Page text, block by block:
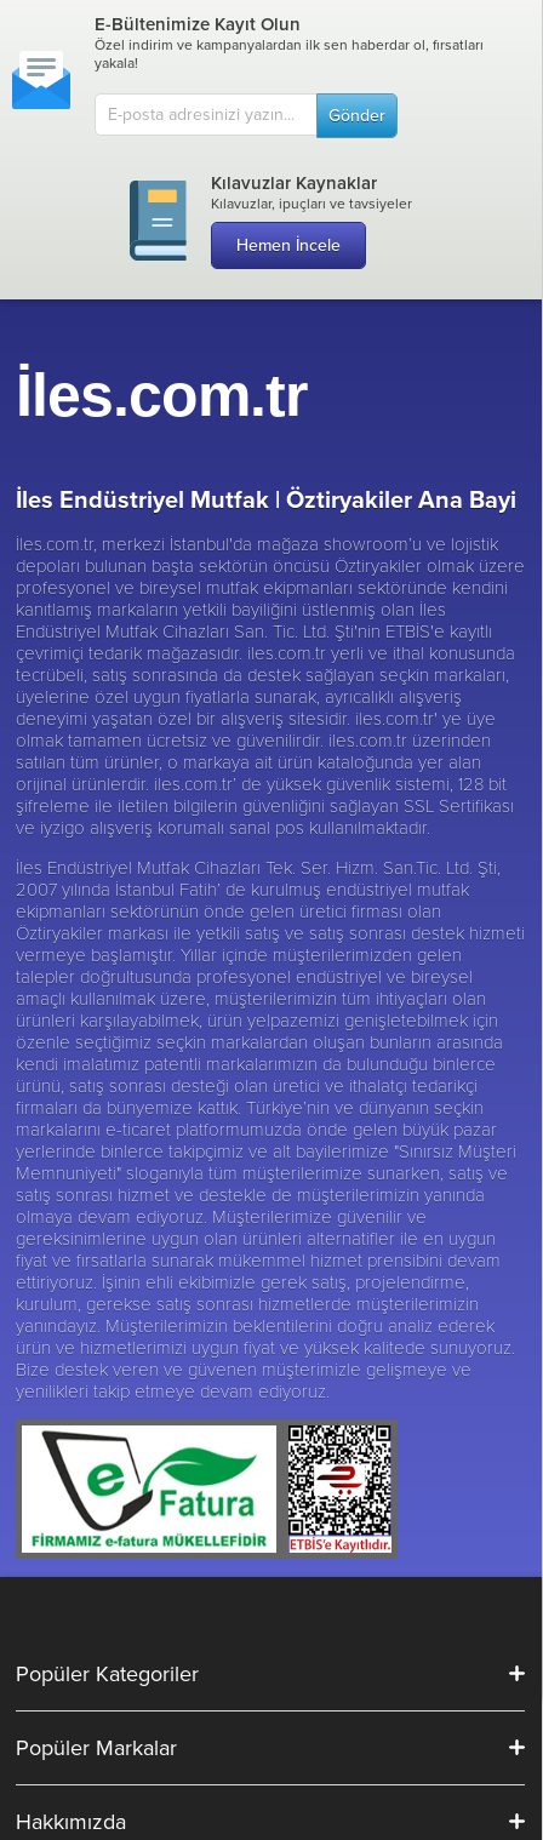
E-Bültenimize Kayıt Olun
Özel indirim ve kampanyalardan ilk sen haberdar ol, fırsatları
yakala!
Gönder
Kılavuzlar Kaynaklar
Kılavuzlar, ipuçları ve tavsiyeler
Hemen İncele
İles.com.tr
İles Endüstriyel Mutfak |Öztiryakiler Ana Bayi
İles.com.tr, merkezi İstanbul'da mağaza showroom’u ve lojistik
depoları bulunan başta sektörün öncüsü Öztiryakiler olmak üzere
profesyonel ve bireysel mutfak ekipmanları sektöründe kendini
kanıtlamış markaların yetkili bayiliğini üstlenmiş olan İles
Endüstriyel Mutfak Cihazları San. Tic. Ltd. Şti'nin ETBİS'e kayıtlı
çevrimiçi tedarik mağazasıdır. iles.com.tr yerli ve ithal konusunda
tecrübeli, satış sonrasında da destek sağlayan seçkin markaları,
üyelerine özel uygun fiyatlarla sunarak, ayrıcalıklı alışveriş
deneyimi yaşatan özel bir alışveriş sitesidir. iles.com.tr' ye üye
olmak tamamen ücretsiz ve güvenilirdir. iles.com.tr üzerinden
satılan tüm ürünler, o markaya ait ürün kataloğunda yer alan
orijinal ürünlerdir. iles.com.tr’ de yüksek güvenlik sistemi, 128 bit
şifreleme ile iletilen bilgilerin güvenliğini sağlayan SSL Sertifikası
ve iyzigo alışveriş korumalı sanal pos kullanılmaktadır.
İles Endüstriyel Mutfak Cihazları Tek. Ser. Hizm. San.Tic. Ltd. Şti,
2007 yılında İstanbul Fatih’ de kurulmuş endüstriyel mutfak
ekipmanları sektörünün önde gelen üretici firması olan
Öztiryakiler markası ile yetkili satış ve satış sonrası destek hizmeti
vermeye başlamıştır. Yıllar içinde müşterilerimizden gelen
talepler doğrultusunda profesyonel endüstriyel ve bireysel
amaçlı kullanılmak üzere, müşterilerimizin tüm ihtiyaçları olan
ürünleri karşılayabilmek, ürün yelpazemizi genişletebilmek için
özenle seçtiğimiz seçkin markalardan oluşan bunların arasında
kendi imalatımız patentli markalarımızın da bulunduğu binlerce
ürünü, satış sonrası desteği olan üretici ve ithalatçı tedarikçi
firmaları da bünyemize kattık. Türkiye’nin ve dünyanın seçkin
markalarını e-ticaret platformumuzda önde gelen büyük pazar
yerlerinde binlerce takipçimiz ve alt bayilerimize "Sınırsız Müşteri
Memnuniyeti" sloganıyla tüm müşterilerimize sunarken, satış ve
satış sonrası hizmet ve destekle de müşterilerimizin yanında
olmaya devam ediyoruz. Müşterilerimize güvenilir ve
gereksinimlerine uygun olan ürünleri alternatifler ile en uygun
fiyat ve fırsatlarla sunarak mükemmel hizmet prensibini devam
ettiriyoruz. İşinin ehli ekibimizle gerek satış, projelendirme,
kurulum, gerekse satış sonrası hizmetlerde müşterilerimizin
yanındayız. Müşterilerimizin beklentilerini doğru analiz ederek
ürün ve hizmetlerimizi uygun fiyat ve yüksek kalitede sunuyoruz.
Bize destek veren ve güvenen müşterimizle gelişmeye ve
yenilikleri takip etmeye devam ediyoruz.
Popüler Kategoriler
Popüler Markalar
Hakkımızda